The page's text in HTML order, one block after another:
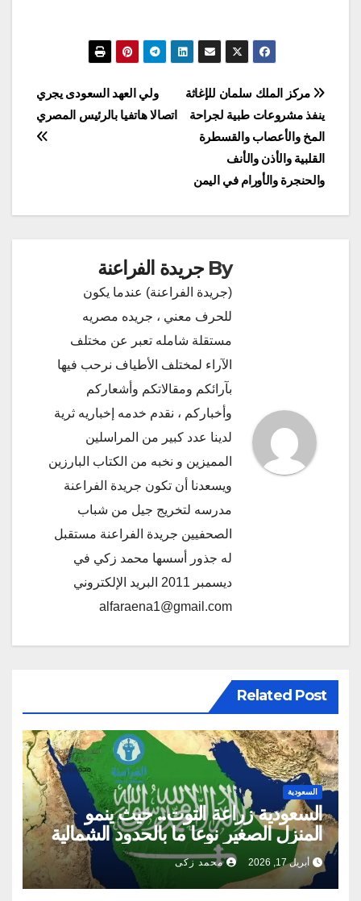
تصفّح
المقالات
ولي العهد السعودى يجري
اتصالا هاتفيا بالرئيس المصري
مركز الملك سلمان للإغاثة
ينفذ مشروعات طبية لجراحة
المخ والأعصاب والقسطرة
القلبية والأذن والأنف
والحنجرة والأورام في اليمن
By جريدة الفراعنة
(جريدة الفراعنة) عندما يكون
للحرف معني ، جريده مصريه
مستقلة شامله تعبر عن مختلف
الآراء لمختلف الأطياف نرحب فيها
بآرائكم ومقالاتكم وأشعاركم
وأخباركم ، نقدم خدمه إخباريه ثرية
لدينا عدد كبير من المراسلين
المميزين و نخبه من الكتاب البارزين
ويسعدنا أن تكون جريدة الفراعنة
مدرسه لتخريج جيل من شباب
الصحفيين جريدة الفراعنة مستقبل
له جذور أسسها محمد زكي في
ديسمبر 2011 البريد الإلكتروني
alfaraena1@gmail.com
Related Post
السعودية
السعودية زراعة التوت.. حيث ينمو
المنزل الصغير نوعا ما بالحدود الشمالية
أبريل 17, 2026 محمد زكى